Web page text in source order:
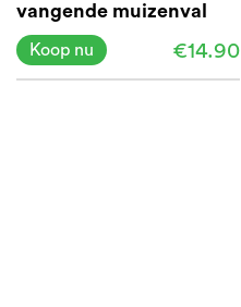
vangende muizenval
€14.90
Koop nu